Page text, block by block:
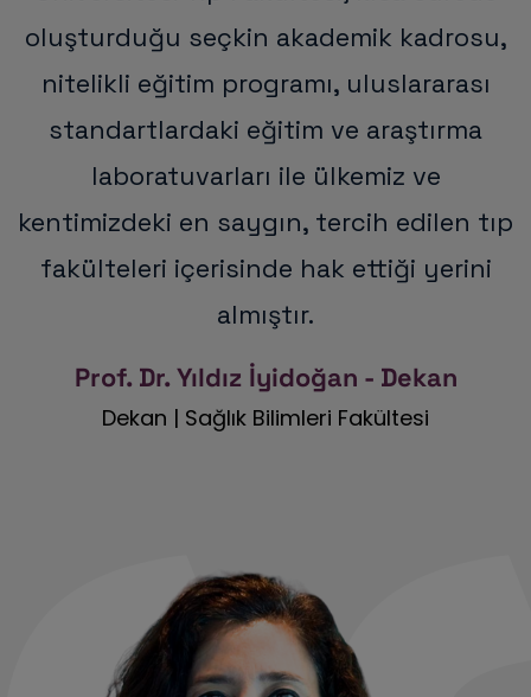
oluşturduğu seçkin akademik kadrosu,
nitelikli eğitim programı, uluslararası
standartlardaki eğitim ve araştırma
laboratuvarları ile ülkemiz ve
kentimizdeki en saygın, tercih edilen tıp
fakülteleri içerisinde hak ettiği yerini
almıştır.
Prof. Dr. Yıldız İyidoğan - Dekan
Dekan | Sağlık Bilimleri Fakültesi